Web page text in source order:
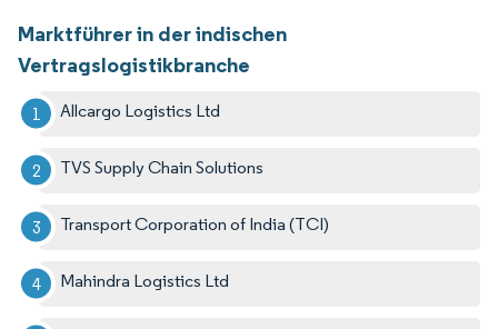
Marktführer in der indischen
Vertragslogistikbranche
Allcargo Logistics Ltd
TVS Supply Chain Solutions
Transport Corporation of India (TCI)
Mahindra Logistics Ltd